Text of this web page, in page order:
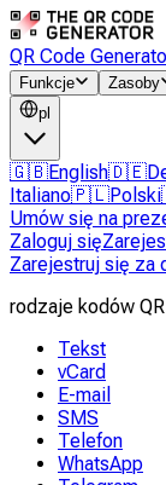
QR Code
Funkcje
Zasoby
pl
🇬🇧English🇩🇪
Italiano🇵🇱Polski
Umów się na
Zaloguj się
Zarejestruj się za
rodzaje kodów
Tekst
vCard
E-mail
SMS
Telefon
WhatsApp